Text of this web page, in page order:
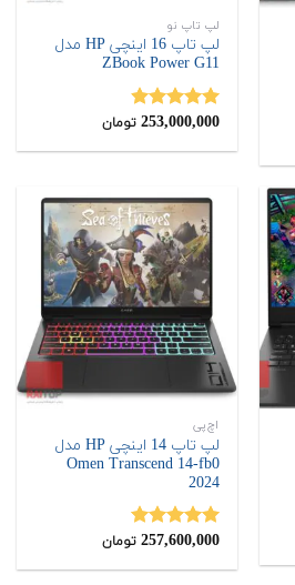
لپ تاپ نو
لپ تاپ 16 اینچی HP مدل
ZBook Power G11
نمره4.89
253,000,000 تومان
اچ‌پی
لپ تاپ 14 اینچی HP مدل
Omen Transcend 14-fb0
2024
نمره5.00
257,600,000 تومان